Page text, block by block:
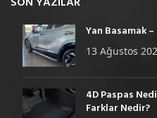
Yan Basamak
13 Ağustos
4D Paspas
Farklar Nedir?